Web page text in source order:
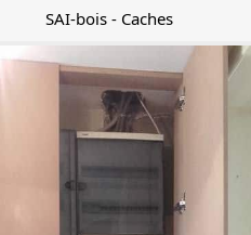
SAI-bois - Caches